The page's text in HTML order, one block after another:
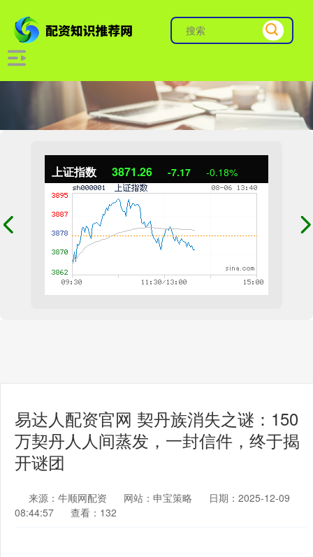
上证指数 3871.26 -7.17 -0.18%
易达人配资官网 契丹族消失之谜：150
万契丹人人间蒸发，一封信件，终于揭
开谜团
来源：牛顺网配资 网站：申宝策略
日期：2025-12-09
08:44:57
查看：132